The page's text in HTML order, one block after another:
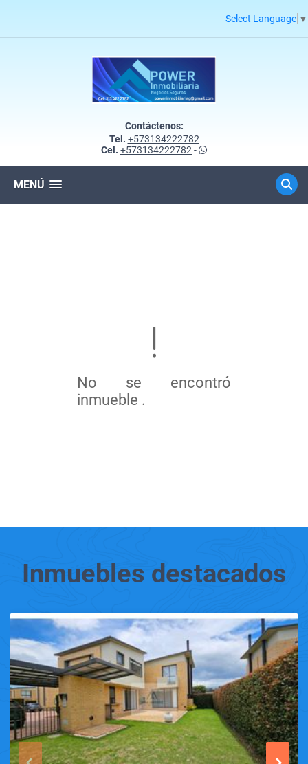
Select Language ▼
Contáctenos:
Tel. +573134222782
Cel. +573134222782 -
MENÚ
No se encontró
inmueble .
Inmuebles destacados